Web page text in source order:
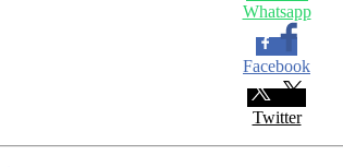
Whatsapp
Facebook
Twitter